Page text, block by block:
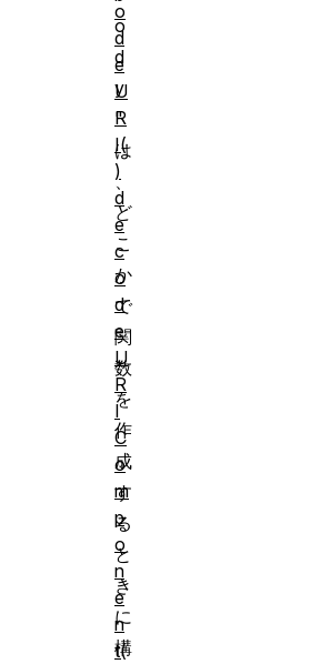
o
d
y
"
は
、
ど
こ
か
で
関
数
を
作
成
す
る
と
き
に
構
o
d
e
U
R
I(
)
d
e
c
o
d
e
U
R
I
C
o
m
p
o
n
e
n
t(